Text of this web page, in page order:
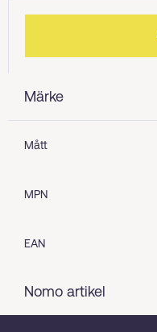
Märke
Mått
MPN
EAN
Nomo artikel